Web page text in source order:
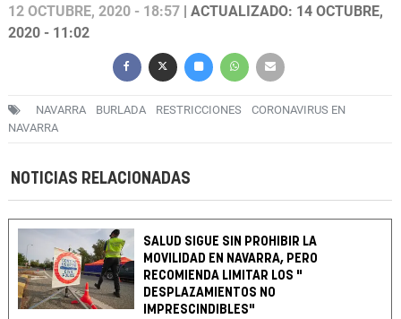
12 OCTUBRE, 2020 - 18:57 | ACTUALIZADO: 14 OCTUBRE,
2020 - 11:02
NAVARRA BURLADA RESTRICCIONES
CORONAVIRUS EN
NAVARRA
NOTICIAS RELACIONADAS
SALUD SIGUE SIN PROHIBIR LA
MOVILIDAD EN NAVARRA, PERO
RECOMIENDA LIMITAR LOS "
DESPLAZAMIENTOS NO
IMPRESCINDIBLES"